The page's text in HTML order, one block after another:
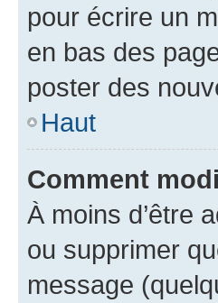
pour écrire un
en bas des
poster des
Haut
Comment
À moins d’être
ou supprimer
message